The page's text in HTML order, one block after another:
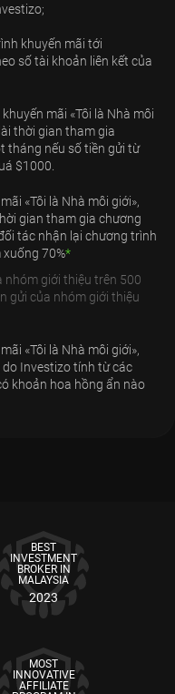
khuyến mãi tới
số tài khoản liên kết của
mãi «Tôi là Nhà môi
thời gian tham gia
tháng nếu số tiền gửi từ
$1000.
«Tôi là Nhà môi giới»,
gian tham gia chương
tác nhận lại chương trình
70%*
nhóm giới thiệu trên 500
gửi của nhóm giới thiệu
«Tôi là Nhà môi giới»,
Investizo tính từ các
khoản hoa hồng ẩn nào
BEST
INVESTMENT
BROKER IN
MALAYSIA
2023
MOST
INNOVATIVE
AFFILIATE